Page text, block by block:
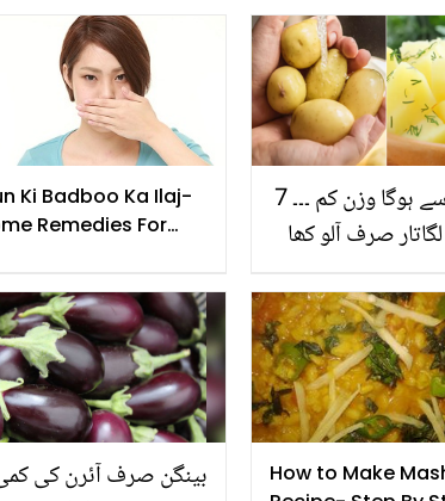
Ki Badboo Ka Ilaj-
Remedies For
اب آلو سے ہوگا وزن کم ۔۔۔ 7
صرف آلو کھا
کرنے کا نسخہ
بینگن صرف آئرن کی
How to Make